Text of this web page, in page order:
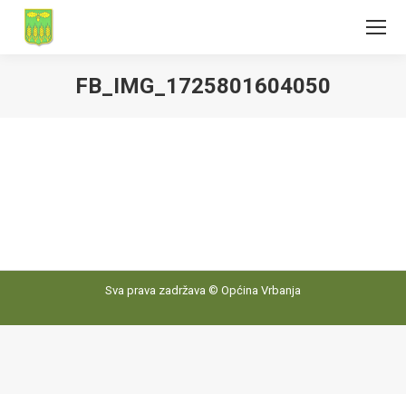
FB_IMG_1725801604050
Sva prava zadržava © Općina Vrbanja